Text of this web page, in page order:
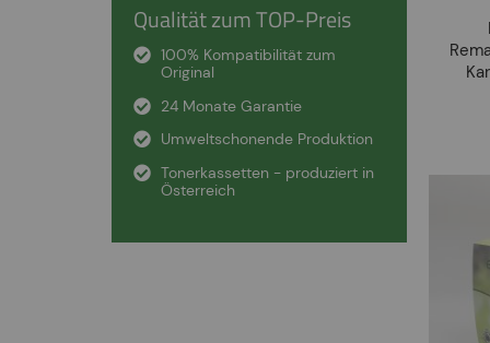
Qualität zum TOP-Preis
100% Kompatibilität zum
Original
24 Monate Garantie
Umweltschonende Produktion
Tonerkassetten - produziert in
Österreich